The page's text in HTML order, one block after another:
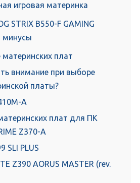
игровая материнка
STRIX B550-F GAMING
плат
внимание при выборе
платы?
A
плат для ПК
Z370-A
SLI PLUS
Z390 AORUS MASTER (rev.